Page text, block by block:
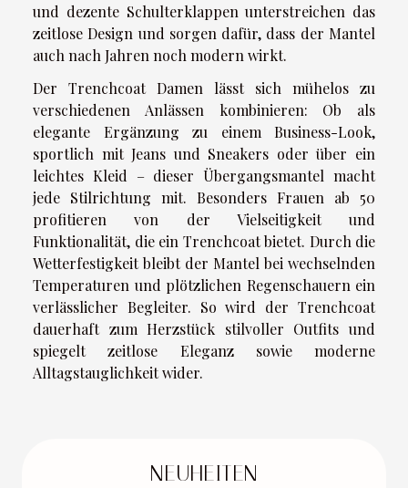
und dezente Schulterklappen unterstreichen das
zeitlose Design und sorgen dafür, dass der Mantel
auch nach Jahren noch modern wirkt.
Der Trenchcoat Damen lässt sich mühelos zu
verschiedenen Anlässen kombinieren: Ob als
elegante Ergänzung zu einem Business-Look,
sportlich mit Jeans und Sneakers oder über ein
leichtes Kleid – dieser Übergangsmantel macht
jede Stilrichtung mit. Besonders Frauen ab 50
profitieren von der Vielseitigkeit und
Funktionalität, die ein Trenchcoat bietet. Durch die
Wetterfestigkeit bleibt der Mantel bei wechselnden
Temperaturen und plötzlichen Regenschauern ein
verlässlicher Begleiter. So wird der Trenchcoat
dauerhaft zum Herzstück stilvoller Outfits und
spiegelt zeitlose Eleganz sowie moderne
Alltagstauglichkeit wider.
NEUHEITEN